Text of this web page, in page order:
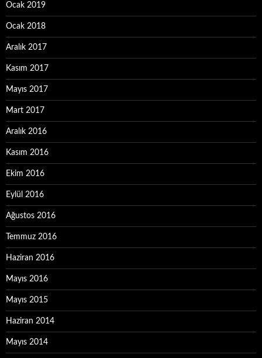
Ocak 2019
Ocak 2018
Aralık 2017
Kasım 2017
Mayıs 2017
Mart 2017
Aralık 2016
Kasım 2016
Ekim 2016
Eylül 2016
Ağustos 2016
Temmuz 2016
Haziran 2016
Mayıs 2016
Mayıs 2015
Haziran 2014
Mayıs 2014